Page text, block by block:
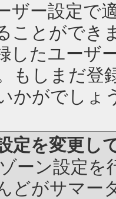
ザー設定で
ことができ
したユーザ
もしまだ登
かがでしょ
定を変更し
ーン設定を
どがサマー